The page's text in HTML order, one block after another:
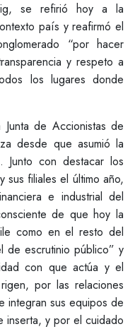
se refirió hoy a la
país y reafirmó el
“por hacer
y respeto a
los lugares donde
de Accionistas de
desde que asumió la
con destacar los
sus filiales el último año,
e industrial del
de que hoy la
como en el resto del
de escrutinio público” y
con que actúa y el
por las relaciones
integran sus equipos de
inserta, y por el cuidado